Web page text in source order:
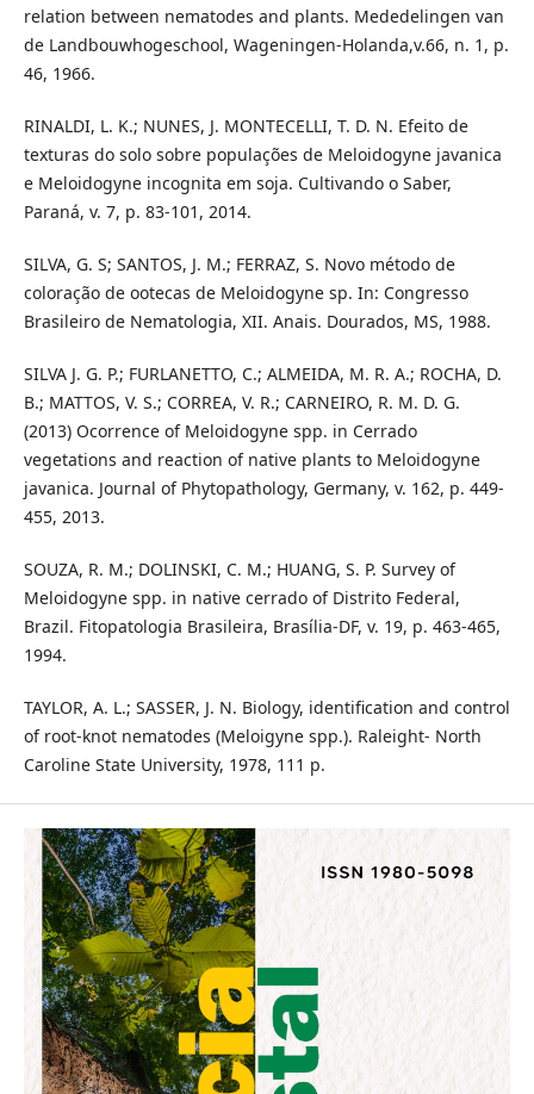
relation between nematodes and plants. Mededelingen van
de Landbouwhogeschool, Wageningen-Holanda,v.66, n. 1, p.
46, 1966.
RINALDI, L. K.; NUNES, J. MONTECELLI, T. D. N. Efeito de
texturas do solo sobre populações de Meloidogyne javanica
e Meloidogyne incognita em soja. Cultivando o Saber,
Paraná, v. 7, p. 83-101, 2014.
SILVA, G. S; SANTOS, J. M.; FERRAZ, S. Novo método de
coloração de ootecas de Meloidogyne sp. In: Congresso
Brasileiro de Nematologia, XII. Anais. Dourados, MS, 1988.
SILVA J. G. P.; FURLANETTO, C.; ALMEIDA, M. R. A.; ROCHA, D.
B.; MATTOS, V. S.; CORREA, V. R.; CARNEIRO, R. M. D. G.
(2013) Ocorrence of Meloidogyne spp. in Cerrado
vegetations and reaction of native plants to Meloidogyne
javanica. Journal of Phytopathology, Germany, v. 162, p. 449-
455, 2013.
SOUZA, R. M.; DOLINSKI, C. M.; HUANG, S. P. Survey of
Meloidogyne spp. in native cerrado of Distrito Federal,
Brazil. Fitopatologia Brasileira, Brasília-DF, v. 19, p. 463-465,
1994.
TAYLOR, A. L.; SASSER, J. N. Biology, identification and control
of root-knot nematodes (Meloigyne spp.). Raleight- North
Caroline State University, 1978, 111 p.